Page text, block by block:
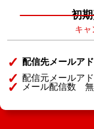
初
キャ
配信先メールア
配信元メールア
メール配信数